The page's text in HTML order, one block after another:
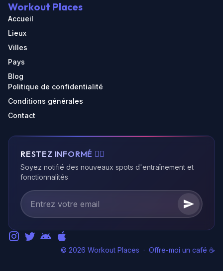
Workout Places
Accueil
Lieux
Villes
Pays
Blog
Politique de confidentialité
Conditions générales
Contact
RESTEZ INFORMÉ 🏃‍♂️
Soyez notifié des nouveaux spots d'entraînement et
fonctionnalités
© 2026 Workout Places · Offre-moi un café ☕